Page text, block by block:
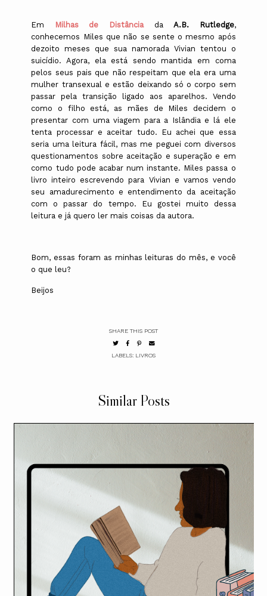
Em Milhas de Distância daA.B. Rutledge,
conhecemos Miles que não se sente o mesmo após
dezoito meses que sua namorada Vivian tentou o
suicídio. Agora, ela está sendo mantida em coma
pelos seus pais que não respeitam que ela era uma
mulher transexual e estão deixando só o corpo sem
passar pela transição ligado aos aparelhos. Vendo
como o filho está, as mães de Miles decidem o
presentar com uma viagem para a Islândia e lá ele
tenta processar e aceitar tudo. Eu achei que essa
seria uma leitura fácil, mas me peguei com diversos
questionamentos sobre aceitação e superação e em
como tudo pode acabar num instante. Miles passa o
livro inteiro escrevendo para Vivian e vamos vendo
seu amadurecimento e entendimento da aceitação
com o passar do tempo. Eu gostei muito dessa
leitura e já quero ler mais coisas da autora.
Bom, essas foram as minhas leituras do mês, e você
o que leu?
Beijos
SHARE THIS POST
LABELS: LIVROS
Similar Posts